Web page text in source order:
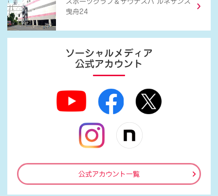
曳舟24
ソーシャルメディア
公式アカウント
公式アカウント一覧